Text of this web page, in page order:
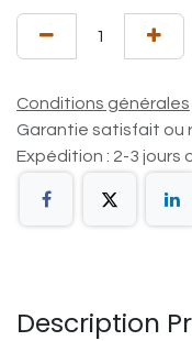
Conditions générales
Garantie satisfait ou
Expédition : 2-3 jours
Description